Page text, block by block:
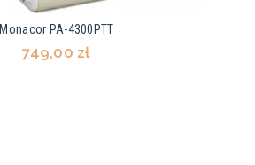
Monacor PA-4300PTT
749,00 zł